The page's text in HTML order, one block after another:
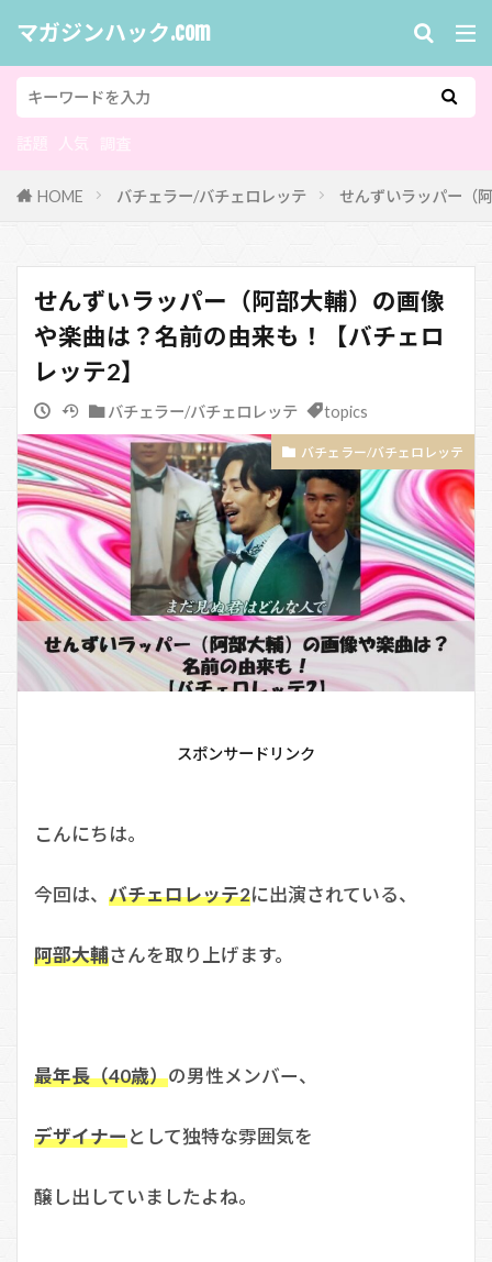
マガジンハック.com
HOME バチェラー/バチェロレッテ せんずいラッパー（
せんずいラッパー（阿部大輔）の画像
や楽曲は？名前の由来も！【バチェロ
レッテ2】
バチェラー/バチェロレッテ topics
バチェラー/バチェロレッテ
スポンサードリンク
こんにちは。
今回は、 バチェロレッテ2に出演されている、
阿部大輔さんを取り上げます。
最年長（40歳）の男性メンバー、
デザイナーとして独特な雰囲気を
醸し出していましたよね。